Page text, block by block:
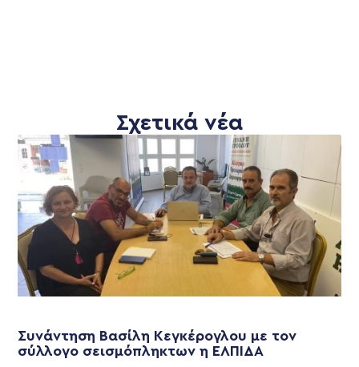
Σχετικά νέα
Συνάντηση Βασίλη Κεγκέρογλου με τον
σύλλογο σεισμόπληκτων η ΕΛΠΙΔΑ